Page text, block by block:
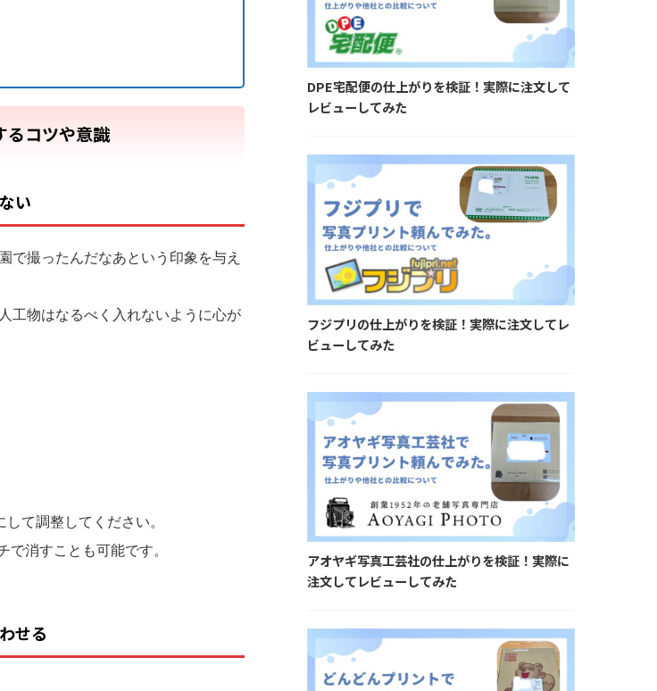
るコツや意識
い
で撮ったんだなあという印象を与え
工物はなるべく入れないように心が
て調整してください。
消すことも可能です。
せる
DPE宅配便の仕上がりを検証！実際に注文して
レビューしてみた
フジプリの仕上がりを検証！実際に注文してレ
ビューしてみた
アオヤギ写真工芸社の仕上がりを検証！実際に
注文してレビューしてみた